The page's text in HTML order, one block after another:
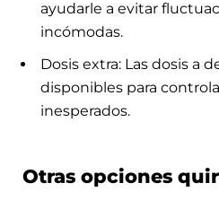
ayudarle a evitar
incómodas.
Dosis extra: Las dosis a
disponibles para
inesperados.
Otras opciones